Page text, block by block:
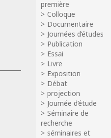
première
Colloque
Documentaire
Journées d’études
Publication
Essai
Livre
Exposition
Débat
projection
Journée d’étude
Séminaire de
recherche
séminaires et